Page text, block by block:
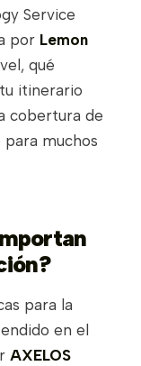
Service
por Lemon
qué
itinerario
cobertura de
para muchos
para la
en el
AXELOS